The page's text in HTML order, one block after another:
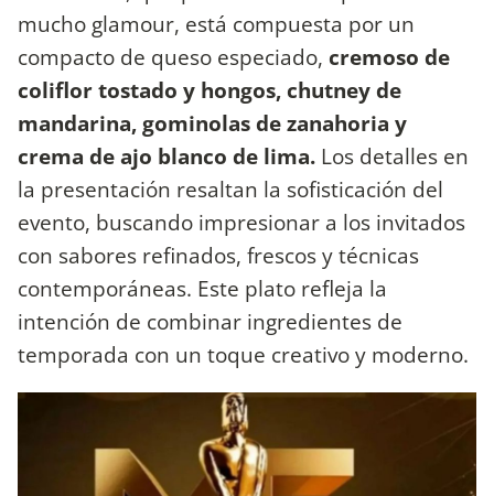
mucho glamour, está compuesta por un
compacto de queso especiado, cremoso de
coliflor tostado y hongos, chutney de
mandarina, gominolas de zanahoria y
crema de ajo blanco de lima. Los detalles en
la presentación resaltan la sofisticación del
evento, buscando impresionar a los invitados
con sabores refinados, frescos y técnicas
contemporáneas. Este plato refleja la
intención de combinar ingredientes de
temporada con un toque creativo y moderno.